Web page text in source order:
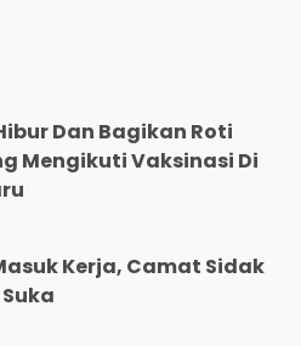
Dan Bagikan Roti
Mengikuti Vaksinasi Di
Kerja, Camat Sidak